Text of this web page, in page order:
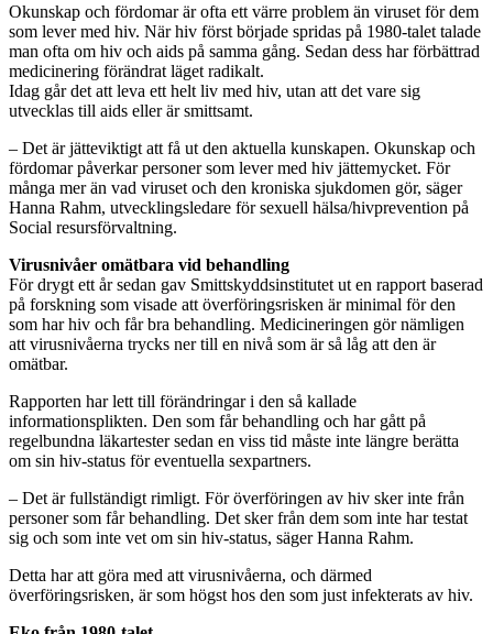
Okunskap och fördomar är ofta ett värre problem än viruset för dem
som lever med hiv. När hiv först började spridas på 1980-talet talade
man ofta om hiv och aids på samma gång. Sedan dess har förbättrad
medicinering förändrat läget radikalt.
Idag går det att leva ett helt liv med hiv, utan att det vare sig
utvecklas till aids eller är smittsamt.
– Det är jätteviktigt att få ut den aktuella kunskapen. Okunskap och
fördomar påverkar personer som lever med hiv jättemycket. För
många mer än vad viruset och den kroniska sjukdomen gör, säger
Hanna Rahm, utvecklingsledare för sexuell hälsa/hivprevention på
Social resursförvaltning.
Virusnivåer omätbara vid behandling
För drygt ett år sedan gav Smittskyddsinstitutet ut en rapport baserad
på forskning som visade att överföringsrisken är minimal för den
som har hiv och får bra behandling. Medicineringen gör nämligen
att virusnivåerna trycks ner till en nivå som är så låg att den är
omätbar.
Rapporten har lett till förändringar i den så kallade
informationsplikten. Den som får behandling och har gått på
regelbundna läkartester sedan en viss tid måste inte längre berätta
om sin hiv-status för eventuella sexpartners.
– Det är fullständigt rimligt. För överföringen av hiv sker inte från
personer som får behandling. Det sker från dem som inte har testat
sig och som inte vet om sin hiv-status, säger Hanna Rahm.
Detta har att göra med att virusnivåerna, och därmed
överföringsrisken, är som högst hos den som just infekterats av hiv.